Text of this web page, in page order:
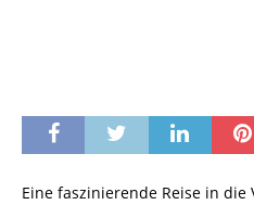
Eine faszinierende Reise in